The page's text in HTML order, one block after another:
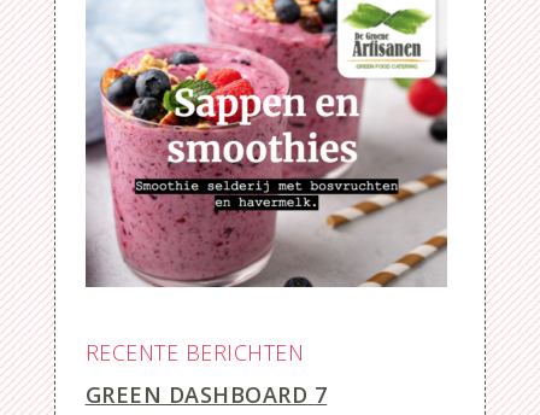
RECENTE BERICHTEN
GREEN DASHBOARD 7